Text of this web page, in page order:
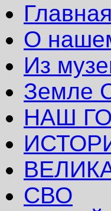
Главная
О
Из
Земле
НАШ
СВО